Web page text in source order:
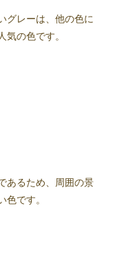
グレーは、他の色に
気の色です。
あるため、周囲の景
色です。